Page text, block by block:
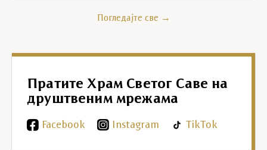
Погледајте све →
Пратите Храм Светог Саве на
друштвеним мрежама
Facebook Instagram TikTok